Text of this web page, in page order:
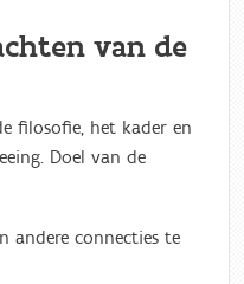
van de
filosofie, het kader en
Doel van de
andere connecties te